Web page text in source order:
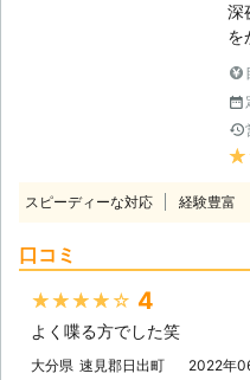
た
くださ
能
間
け
可能
株
深
を
も
ん
客
電
を
スピーディーな対応 経験豊富
口コミ
★★★★★ 4
よく喋る方でした笑
大分県 速見郡日出町 2022年